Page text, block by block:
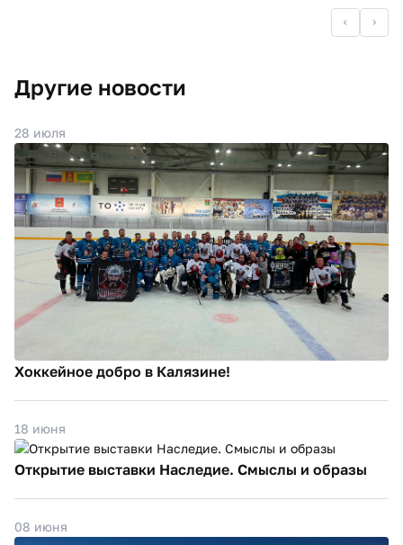
Другие новости
28 июля
Хоккейное добро в Калязине!
18 июня
Открытие выставки Наследие. Смыслы и образы
08 июня